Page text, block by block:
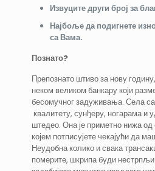
Извуците други број за
Најбоље да подигнете
са Вама.
Познато?
Препознато штиво за нову
неком великом банкару који
бесомучног задуживања. Села
квалитету, сунђеру, ногарама и
штедео. Она је приметно нижа
којем потписујете чекајући да
Неудобна колико и свака
померите, шкрипа буди